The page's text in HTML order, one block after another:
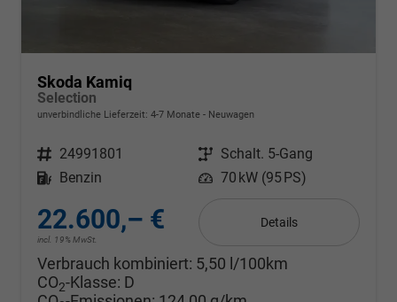
Skoda Kamiq
Selection
unverbindliche Lieferzeit: 4-7 Monate Neuwagen
Fahrzeugnr. 24991801 Getriebe Schalt. 5-Gang
Kraftstoff
Benzin Leistung 70 kW (95 PS)
22.600,– €
incl. 19% MwSt.
Details
Verbrauch kombiniert: 5,50 l/100km
CO2-Klasse: D